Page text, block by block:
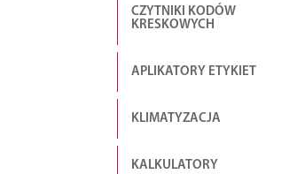
CZYTNIKI KODÓW
KRESKOWYCH
APLIKATORY ETYKIET
KLIMATYZACJA
KALKULATORY